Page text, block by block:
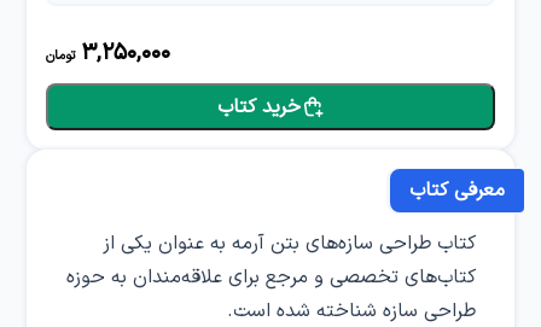
3,250,000 تومان
خرید کتاب
معرفی کتاب
کتاب طراحی سازه‌‌های بتن آرمه به عنوان یکی از
کتاب‌های تخصصی و مرجع برای علاقه‌مندان به حوزه
طراحی سازه‌ شناخته شده است.